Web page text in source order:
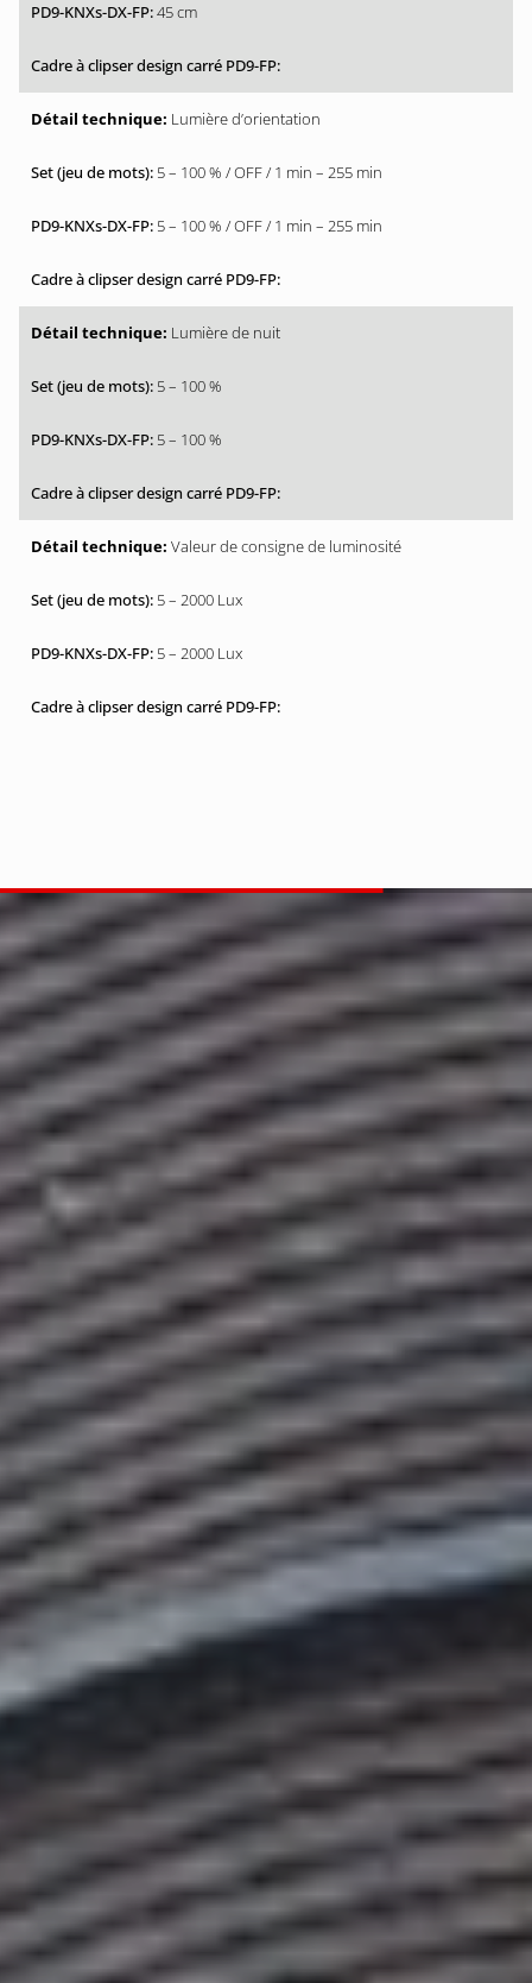
45 cm
Lumière d’orientation
5 – 100 % / OFF / 1 min – 255 min
5 – 100 % / OFF / 1 min – 255 min
Lumière de nuit
5 – 100 %
5 – 100 %
Valeur de consigne de luminosité
5 – 2000 Lux
5 – 2000 Lux